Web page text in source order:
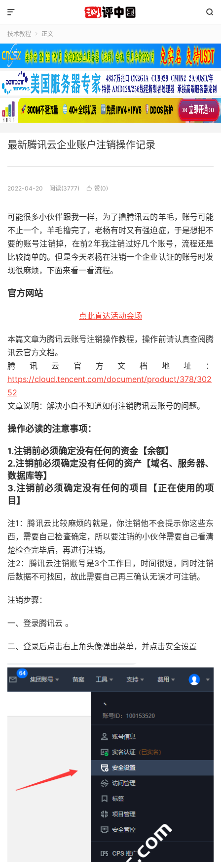


技术教程  正文
最新腾讯云企业账户注销操作记录
2022-04-20 阅读(3777)  赞(0)
可能很多小伙伴跟我一样，为了撸腾讯云的羊毛，账号可能
不止一个，羊毛撸完了，老杨有时又有强迫症，于是想把不
要的账号注销掉，在前2年我注销过好几个账号，流程还是
比较简单的。但是今天老杨在注销一个企业认证的账号时发
现很麻烦，下面来看一看流程。
官方网站
点此直达活动会场
本篇文章为腾讯云账号注销操作教程，操作前请认真查阅腾
讯云官方文档。
腾讯云官方文档地址：
https://cloud.tencent.com/document/product/378/302
52
文章说明：解决小白不知道如何注销腾讯云账号的问题。
操作必读的注意事项：
1.注销前必须确定没有任何的资金【余额】
2.注销前必须确定没有任何的资产【域名、服务器、
数据库等】
3.注销前必须确定没有任何的项目【正在使用的项
目】
注1：腾讯云比较麻烦的就是，你注销他不会提示你这些东
西，需要自己检查确定，所以要注销的小伙伴需要自己看清
楚检查完毕后，再进行注销。
注2：腾讯云注销账号是3个工作日，时间很短，同时注销
后数据不可找回，故此需要自己再三确认无误才可注销。
注销步骤：
一、登录腾讯云 。
二、登录后点击右上角头像弹出菜单，并点击安全设置